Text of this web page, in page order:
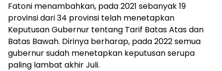
Fatoni menambahkan, pada 2021 sebanyak 19
provinsi dari 34 provinsi telah menetapkan
Keputusan Gubernur tentang Tarif Batas Atas dan
Batas Bawah. Dirinya berharap, pada 2022 semua
gubernur sudah menetapkan keputusan serupa
paling lambat akhir Juli.